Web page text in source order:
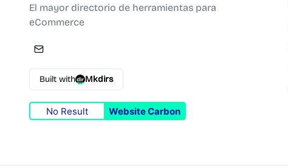
El mayor directorio de herramientas para
eCommerce
Built with Mkdirs
No Result Website Carbon